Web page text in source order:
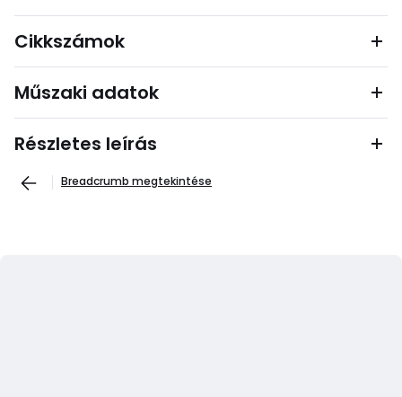
Cikkszámok
Műszaki adatok
Részletes leírás
Breadcrumb megtekintése